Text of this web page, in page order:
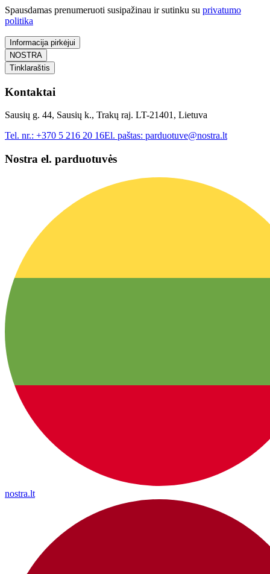
Spausdamas prenumeruoti susipažinau ir sutinku su privatumo
politika
Informacija pirkėjui
NOSTRA
Tinklaraštis
Kontaktai
Sausių g. 44, Sausių k., Trakų raj. LT-21401, Lietuva
Tel. nr.: +370 5 216 20 16El. paštas: parduotuve@nostra.lt
Nostra el. parduotuvės
nostra.lt